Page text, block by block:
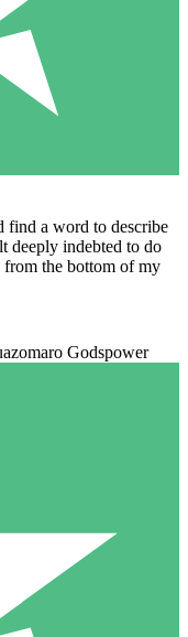
find a word to describe
deeply indebted to do
from the bottom of my
Godspower